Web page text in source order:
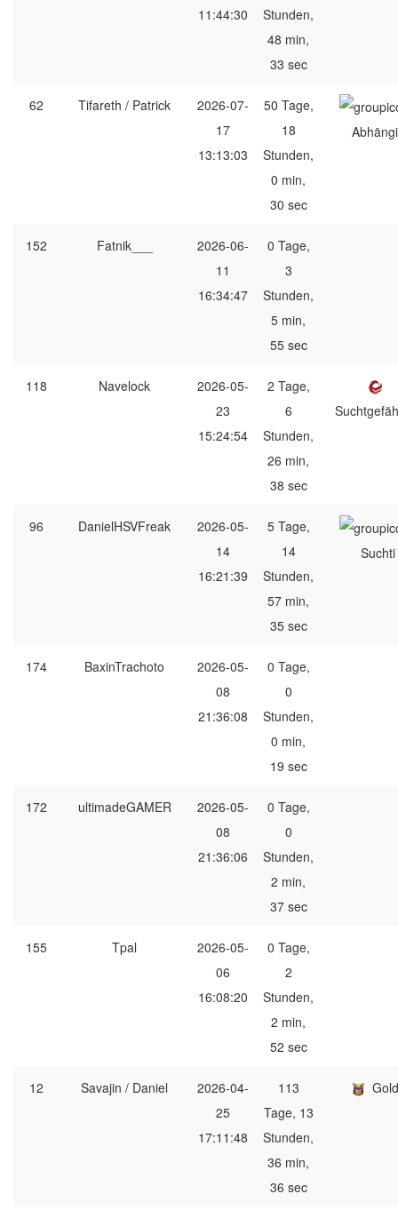
11:44:30
Stunden,
48 min,
33 sec
62 Tifareth / Patrick
2026-07-
17
13:13:03
50 Tage,
18
Stunden,
0 min,
30 sec
152 Fatnik___
2026-06-
11
16:34:47
0 Tage,
3
Stunden,
5 min,
55 sec
118 Navelock
2026-05-
23
15:24:54
2 Tage,
6
Stunden,
26 min,
38 sec
96 DanielHSVFreak
2026-05-
14
16:21:39
5 Tage,
14
Stunden,
57 min,
35 sec
Suchti
174 BaxinTrachoto
2026-05-
08
21:36:08
0 Tage,
0
Stunden,
0 min,
19 sec
172 ultimadeGAMER
2026-05-
08
21:36:06
0 Tage,
0
Stunden,
2 min,
37 sec
155 Tpal
2026-05-
06
16:08:20
0 Tage,
2
Stunden,
2 min,
52 sec
12 Savajin / Daniel
2026-04-
25
17:11:48
113
Tage, 13
Stunden,
36 min,
36 sec
Gold